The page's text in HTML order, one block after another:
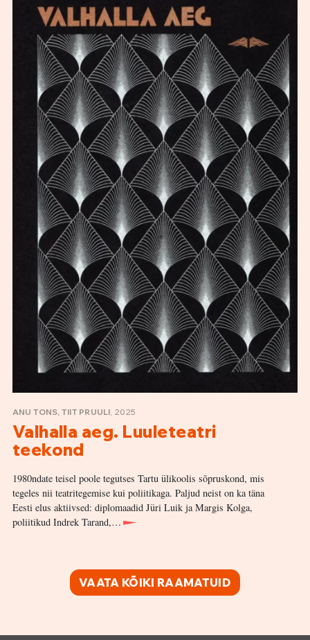
ANU TONS, TIIT PRUULI, 2025
Valhalla aeg. Luuleteatri
teekond
1980ndate teisel poole tegutses Tartu ülikoolis sõpruskond, mis
tegeles nii teatritegemise kui poliitikaga. Paljud neist on ka täna
Eesti elus aktiivsed: diplomaadid Jüri Luik ja Margis Kolga,
poliitikud Indrek Tarand,…
VAATA KÕIKI RAAMATUID